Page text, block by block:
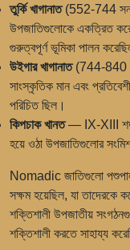
তুর্কি খাগানাত(552-744 সন)
উপজাতিগুলোকে একত্রিত
গুরুত্বপূর্ণ ভূমিকা পালন
উইগার খাগানাত(744-840
সাংস্কৃতিক মান এবং
পরিচিত ছিল।
কিপচাক খানত— IX-XIII
হয়ে ওঠা উপজাতিগুলোর
Nomadic জাতিগুলো
সক্ষম হয়েছিল, যা তাদেরকে
শক্তিশালী উপজাতীয়
শক্তিশালী করতে সাহায্য